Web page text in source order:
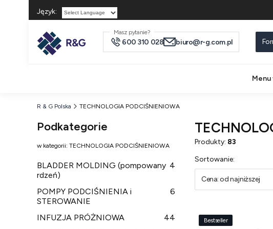
Język:
Powered by
Masz pytanie?
600 310 028 biuro@r-g.com.pl
Menu
R & G Polska TECHNOLOGIA PODCIŚNIENIOWA
Podkategorie
w kategorii: TECHNOLOGIA PODCIŚNIENIOWA
BLADDER MOLDING (pompowany
rdzeń)
4
POMPY PODCIŚNIENIA i
STEROWANIE
6
INFUZJA PRÓŻNIOWA
44
Produkty: 83
Lista
Sortowanie:
Cena: od najniższej
Bestseller